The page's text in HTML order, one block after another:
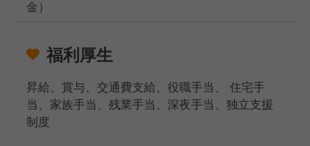
金）
福利厚生
昇給、賞与、交通費支給、役職手当、 住宅手
当、家族手当、残業手当、深夜手当、独立支援
制度